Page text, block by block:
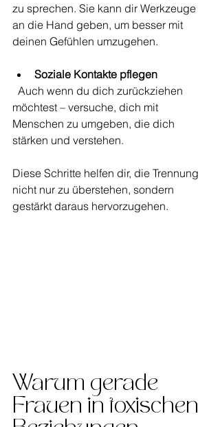
zu sprechen. Sie kann dir Werkzeuge
an die Hand geben, um besser mit
deinen Gefühlen umzugehen.
Soziale Kontakte pflegen
möchtest – versuche, dich mit
Menschen zu umgeben, die dich
stärken und verstehen.
Diese Schritte helfen dir, die Trennung
nicht nur zu überstehen, sondern
gestärkt daraus hervorzugehen.
Warum gerade
Frauen in toxischen